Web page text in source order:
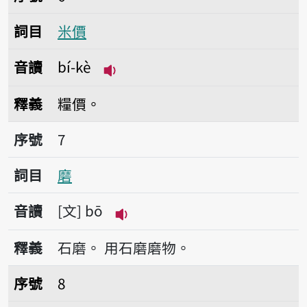
詞目
米價
音讀
bí-kè
釋義
糧價。
序號7磨
序號
7
詞目
磨
音讀
文 bō
播放音讀bō
釋義 石磨。 用石磨磨物。
序號8網
序號
8